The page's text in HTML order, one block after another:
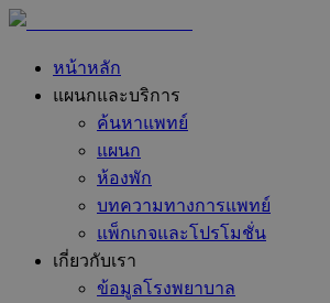
หน้าหลัก
แผนกและบริการ
ค้นหาแพทย์
แผนก
ห้องพัก
บทความทางการแพทย์
แพ็กเกจและโปรโมชั่น
เกี่ยวกับเรา
ข้อมูลโรงพยาบาล